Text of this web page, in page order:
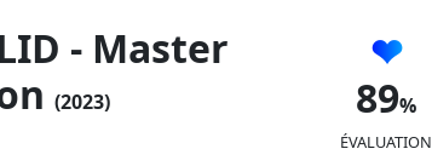
- Master
(2023)
89
ÉVALUATION